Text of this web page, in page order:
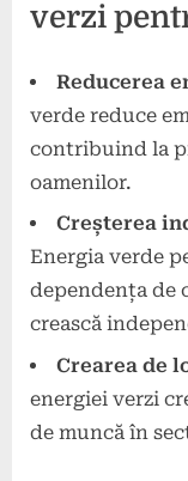
verzi
Reducerea
verde reduce
contribuind la
oamenilor.
Creșterea
Energia verde
dependența de
crească
Crearea de
energiei verzi
de muncă în